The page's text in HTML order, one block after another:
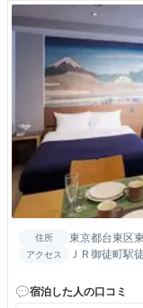
住所 東京都台東区
アクセス
ＪＲ御徒町駅
宿泊した人の口コミ